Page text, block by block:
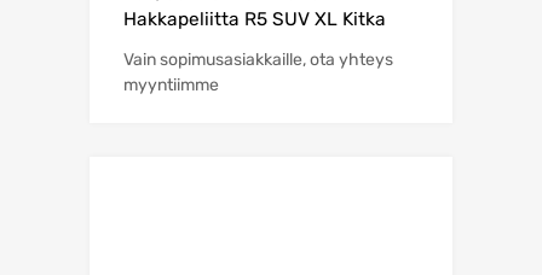
Hakkapeliitta R5 SUV XL Kitka
Vain sopimusasiakkaille, ota yhteys
myyntiimme